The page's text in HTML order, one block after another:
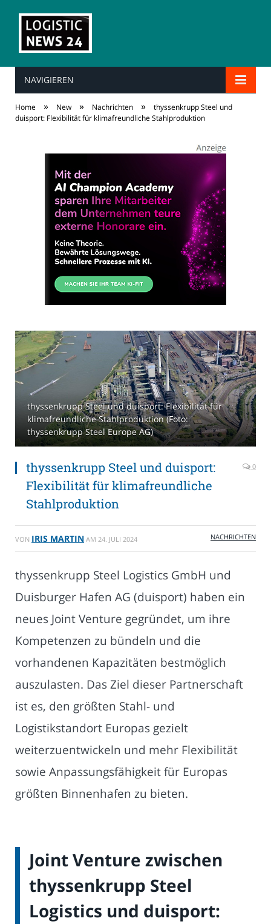
NAVIGIEREN
Home » New » Nachrichten »
thyssenkrupp Steel und
duisport: Flexibilität für klimafreundliche Stahlproduktion
thyssenkrupp Steel und duisport: Flexibilität für
klimafreundliche Stahlproduktion (Foto:
thyssenkrupp Steel Europe AG)
thyssenkrupp Steel und duisport:
Flexibilität für klimafreundliche
Stahlproduktion
0
VON IRIS MARTIN AM 24. JULI 2024 NACHRICHTEN
thyssenkrupp Steel Logistics GmbH und
Duisburger Hafen AG (duisport) haben ein
neues Joint Venture gegründet, um ihre
Kompetenzen zu bündeln und die
vorhandenen Kapazitäten bestmöglich
auszulasten. Das Ziel dieser Partnerschaft
ist es, den größten Stahl- und
Logistikstandort Europas gezielt
weiterzuentwickeln und mehr Flexibilität
sowie Anpassungsfähigkeit für Europas
größten Binnenhafen zu bieten.
Joint Venture zwischen
thyssenkrupp Steel
Logistics und duisport: